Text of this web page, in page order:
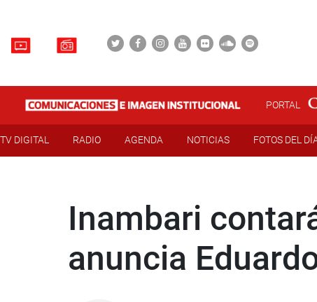
PORTAL
TV DIGITAL RADIO AGENDA NOTICIAS FOTOS DEL
Inambari
anuncia